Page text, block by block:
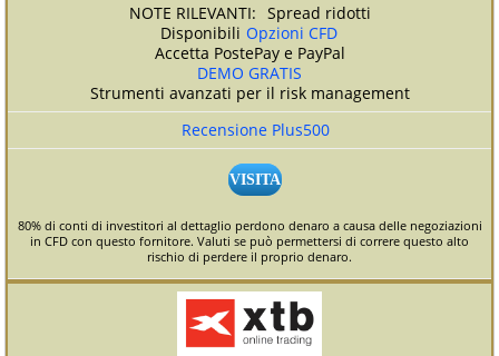
Spread ridotti
Disponibili Opzioni CFD
Accetta PostePay e PayPal
DEMO GRATIS
Strumenti avanzati per il risk management
Recensione Plus500
VISITA
80% di conti di investitori al dettaglio perdono denaro a causa delle negoziazioni
in CFD con questo fornitore. Valuti se può permettersi di correre questo alto
rischio di perdere il proprio denaro.